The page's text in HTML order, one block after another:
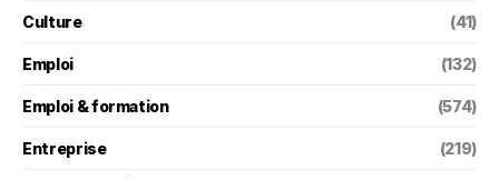
Culture (41)
Emploi (132)
Emploi & formation (574)
Entreprise (219)